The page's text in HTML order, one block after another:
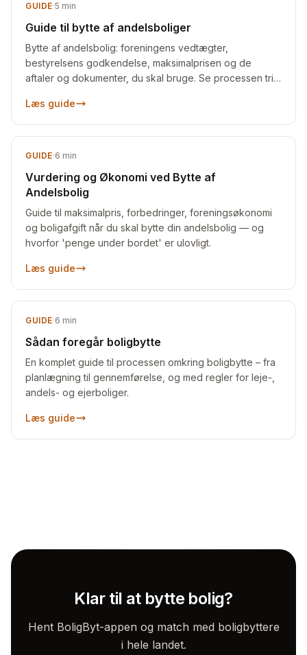
GUIDE·5 min
Guide til bytte af andelsboliger
Bytte af andelsbolig: foreningens vedtægter,
bestyrelsens godkendelse, maksimalprisen og de
aftaler og dokumenter, du skal bruge. Se processen trin
Læs guide
GUIDE·6 min
Vurdering og Økonomi ved Bytte af
Andelsbolig
Guide til maksimalpris, forbedringer, foreningsøkonomi
og boligafgift når du skal bytte din andelsbolig — og
hvorfor 'penge under bordet' er ulovligt.
Læs guide
GUIDE·6 min
Sådan foregår boligbytte
En komplet guide til processen omkring boligbytte – fra
planlægning til gennemførelse, og med regler for leje-,
andels- og ejerboliger.
Læs guide
Klar til at bytte bolig?
Hent BoligByt-appen og match med boligbyttere
i hele landet.